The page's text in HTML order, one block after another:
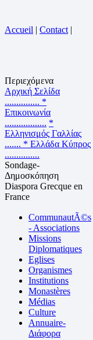
Accueil | Contact |
Περιεχόμενα
Αρχική Σελίδα
............... *
Επικοινωνία
.................. *
Ελληνισμός Γαλλίας
....... * Ελλάδα Κύπρος
...............
Sondage-
Δημοσκόπηση
Diaspora Grecque en
France
CommunautÃ©s
- Associations
Missions
Diplomatiques
Eglises
Organismes
Institutions
Monastères
Médias
Culture
Annuaire-
Διάφορα